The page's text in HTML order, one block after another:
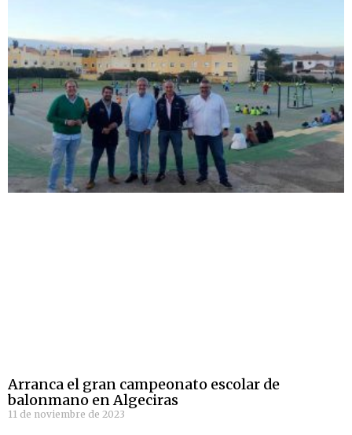
Arranca el gran campeonato escolar de
balonmano en Algeciras
11 de noviembre de 2023